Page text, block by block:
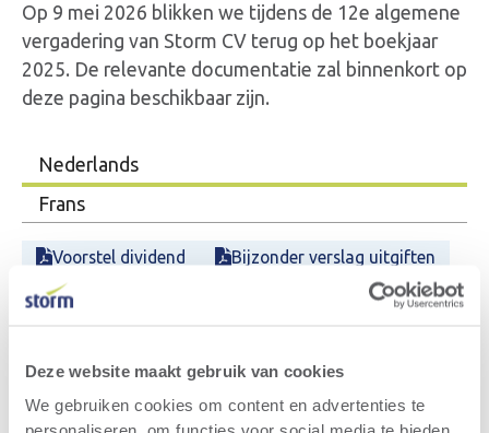
Deze website maakt gebruik van cookies
We gebruiken cookies om content en advertenties te
Op 9 mei 2026 blikken we tijdens de 12e algemene
vergadering van Storm CV terug op het boekjaar
2025. De relevante documentatie zal binnenkort op
deze pagina beschikbaar zijn.
Nederlands
Frans
Voorstel dividend
Bijzonder verslag uitgiften
Bijzonder verslag uittredingen
De statuten